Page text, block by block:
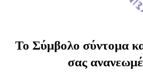
Το Σύμβολο σύντομα
σας